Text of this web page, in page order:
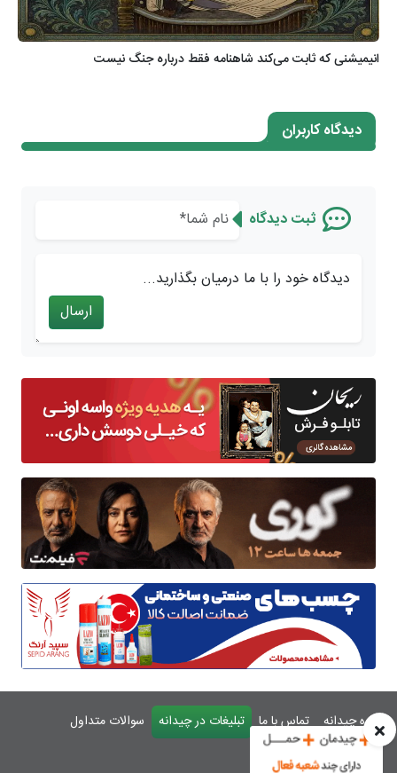
درباره چیدانه تماس با ما تبلیغات در چیدانه
سوالات متداول